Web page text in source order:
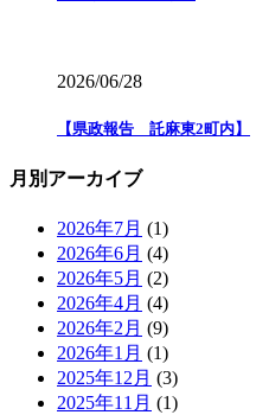
2026/06/28
【県政報告 託麻東2町内】
月別アーカイブ
2026年7月 (1)
2026年6月 (4)
2026年5月 (2)
2026年4月 (4)
2026年2月 (9)
2026年1月 (1)
2025年12月 (3)
2025年11月 (1)